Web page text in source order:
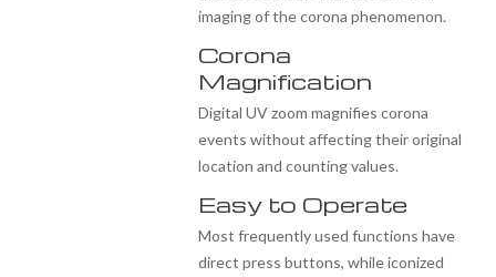
imaging of the corona phenomenon.
Corona
Magnification
Digital UV zoom magnifies corona
events without affecting their original
location and counting values.
Easy to Operate
Most frequently used functions have
direct press buttons, while iconized